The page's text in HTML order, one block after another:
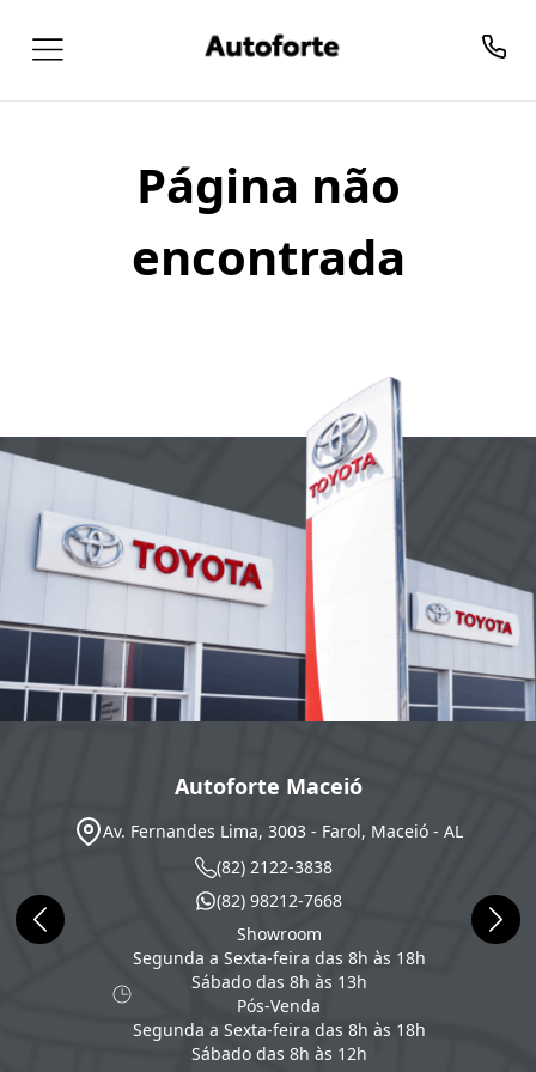
Página não
encontrada
Autoforte Maceió
Av. Fernandes Lima, 3003 - Farol, Maceió - AL
(82) 2122-3838
(82) 98212-7668
Showroom
Segunda a Sexta-feira das 8h às 18h
Sábado das 8h às 13h
Pós-Venda
Segunda a Sexta-feira das 8h às 18h
Sábado das 8h às 12h